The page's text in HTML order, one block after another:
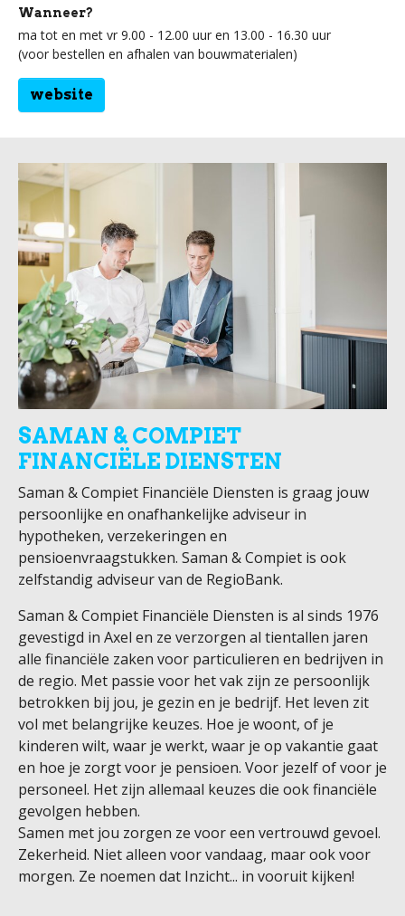
Wanneer?
ma tot en met vr 9.00 - 12.00 uur en 13.00 - 16.30 uur
(voor bestellen en afhalen van bouwmaterialen)
website
SAMAN & COMPIET
FINANCIËLE DIENSTEN
Saman & Compiet Financiële Diensten is graag jouw
persoonlijke en onafhankelijke adviseur in
hypotheken, verzekeringen en
pensioenvraagstukken. Saman & Compiet is ook
zelfstandig adviseur van de RegioBank.
Saman & Compiet Financiële Diensten is al sinds 1976
gevestigd in Axel en ze verzorgen al tientallen jaren
alle financiële zaken voor particulieren en bedrijven in
de regio. Met passie voor het vak zijn ze persoonlijk
betrokken bij jou, je gezin en je bedrijf. Het leven zit
vol met belangrijke keuzes. Hoe je woont, of je
kinderen wilt, waar je werkt, waar je op vakantie gaat
en hoe je zorgt voor je pensioen. Voor jezelf of voor je
personeel. Het zijn allemaal keuzes die ook financiële
gevolgen hebben.
Samen met jou zorgen ze voor een vertrouwd gevoel.
Zekerheid. Niet alleen voor vandaag, maar ook voor
morgen. Ze noemen dat Inzicht... in vooruit kijken!